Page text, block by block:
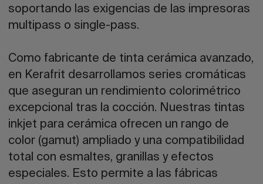
soportando las exigencias de las impresoras
multipass o single-pass.
Como fabricante de tinta cerámica avanzado,
en Kerafrit desarrollamos series cromáticas
que aseguran un rendimiento colorimétrico
excepcional tras la cocción. Nuestras tintas
inkjet para cerámica ofrecen un rango de
color (gamut) ampliado y una compatibilidad
total con esmaltes, granillas y efectos
especiales. Esto permite a las fábricas